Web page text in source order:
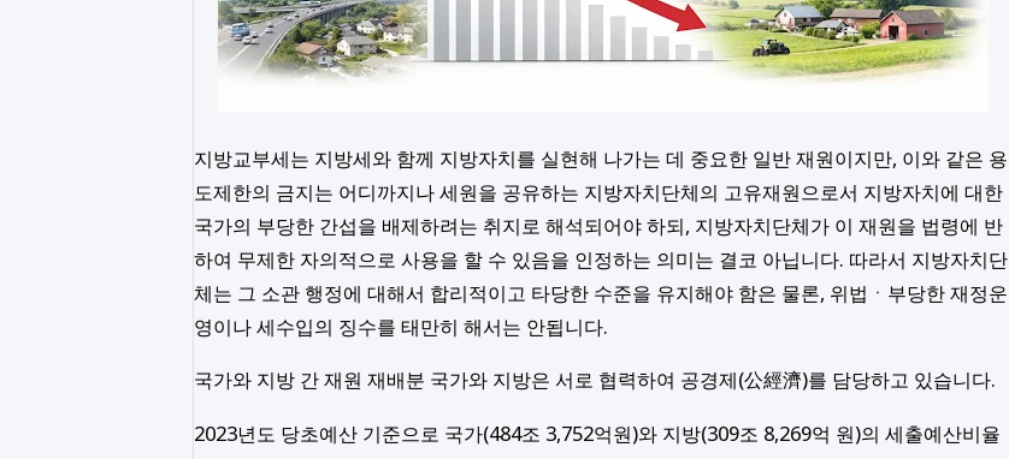
지방교부세는 지방세와 함께 지방자치를 실현해 나가는 데 중요한 일반 재원이지만, 이와 같은 용
도제한의 금지는 어디까지나 세원을 공유하는 지방자치단체의 고유재원으로서 지방자치에 대한
국가의 부당한 간섭을 배제하려는 취지로 해석되어야 하되, 지방자치단체가 이 재원을 법령에 반
하여 무제한 자의적으로 사용을 할 수 있음을 인정하는 의미는 결코 아닙니다. 따라서 지방자치단
체는 그 소관 행정에 대해서 합리적이고 타당한 수준을 유지해야 함은 물론, 위법ㆍ부당한 재정운
영이나 세수입의 징수를 태만히 해서는 안됩니다.
국가와 지방 간 재원 재배분 국가와 지방은 서로 협력하여 공경제(公經濟)를 담당하고 있습니다.
2023년도 당초예산 기준으로 국가(484조 3,752억원)와 지방(309조 8,269억 원)의 세출예산비율